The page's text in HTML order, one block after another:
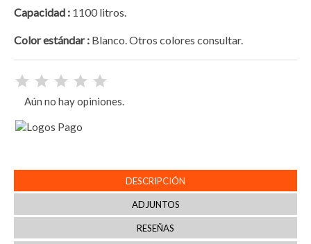
Capacidad : 1100 litros.
Color estándar : Blanco. Otros colores consultar.
Aún no hay opiniones.
DESCRIPCIÓN
ADJUNTOS
RESEÑAS